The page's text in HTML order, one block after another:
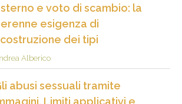
e voto di scambio: la
esigenza di
dei tipi
Alberico
abusi sessuali tramite
Limiti applicativi e